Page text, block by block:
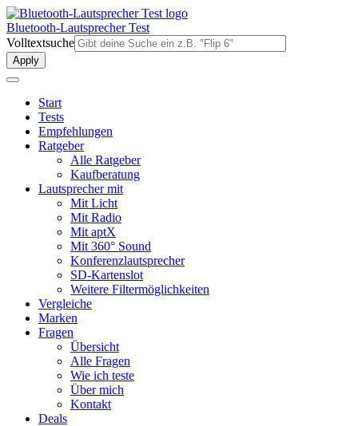
Direkt
zum
Inhalt
Bluetooth-Lautsprecher Test
Volltextsuche
Start
Tests
Empfehlungen
Ratgeber
Alle Ratgeber
Kaufberatung
Lautsprecher mit
Mit Licht
Mit Radio
Mit aptX
Mit 360° Sound
Konferenzlautsprecher
SD-Kartenslot
Weitere Filtermöglichkeiten
Vergleiche
Marken
Fragen
Übersicht
Alle Fragen
Wie ich teste
Über mich
Kontakt
Deals